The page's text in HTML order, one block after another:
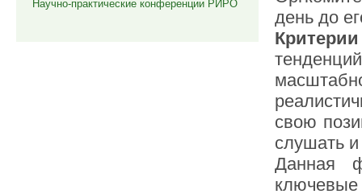
Научно-практические конференции РИРО
день до
свою
слушать
Данная
ключевые